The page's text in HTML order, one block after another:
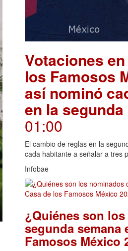
Votaciones
los Famosos
así nominó
en la
01:00
El cambio de reglas en la
cada habitante a señalar a tres
Infobae
¿Quiénes son
segunda semana
Famosos México